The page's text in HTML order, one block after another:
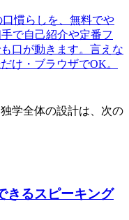
口慣らしを、無料でや
で自己紹介や定番フ
口が動きます。言えな
け・ブラウザでOK。
学全体の設計は、次の
きるスピーキング